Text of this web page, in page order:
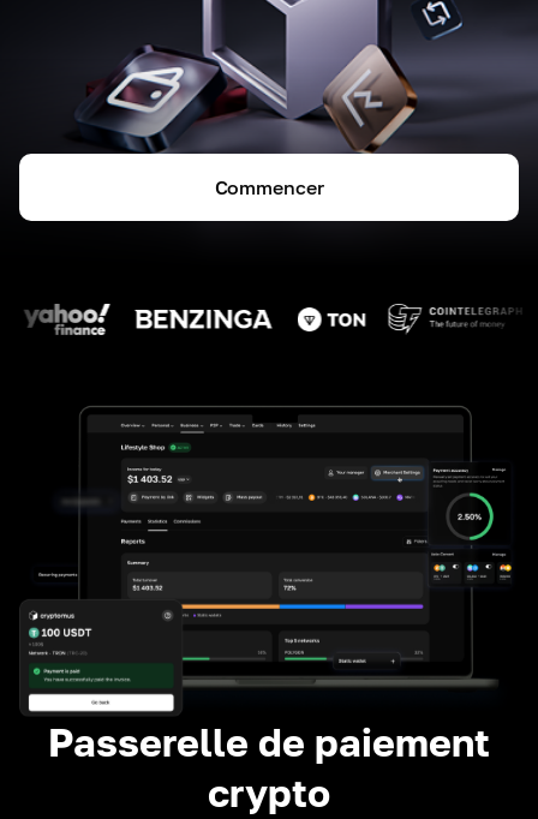
Commencer
Passerelle de paiement
crypto